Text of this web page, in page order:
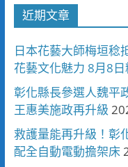
近期文章
日本花藝大師梅垣
花藝文化魅力 8月8
彰化縣長參選人魏
王惠美施政再升級
救護量能再升級！
配全自動電動擔架床